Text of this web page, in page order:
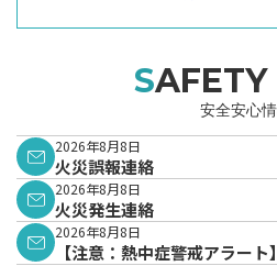
安全安心
2026年8月8日
火災誤報連絡
2026年8月8日
火災発生連絡
2026年8月8日
【注意：熱中症警戒アラー